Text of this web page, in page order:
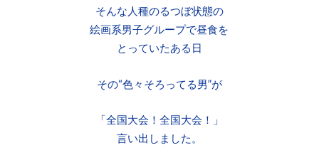
そんな人種のるつぼ状態の
絵画系男子グループで昼食を
とっていたある日
その“色々そろってる男”が
「全国大会！全国大会！」
言い出しました。